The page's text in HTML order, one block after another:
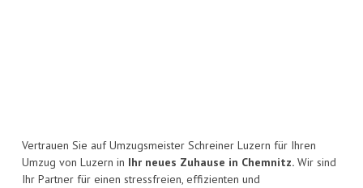
Vertrauen Sie auf Umzugsmeister Schreiner Luzern für Ihren
Umzug von Luzern in Ihr neues Zuhause in Chemnitz. Wir sind
Ihr Partner für einen stressfreien, effizienten und